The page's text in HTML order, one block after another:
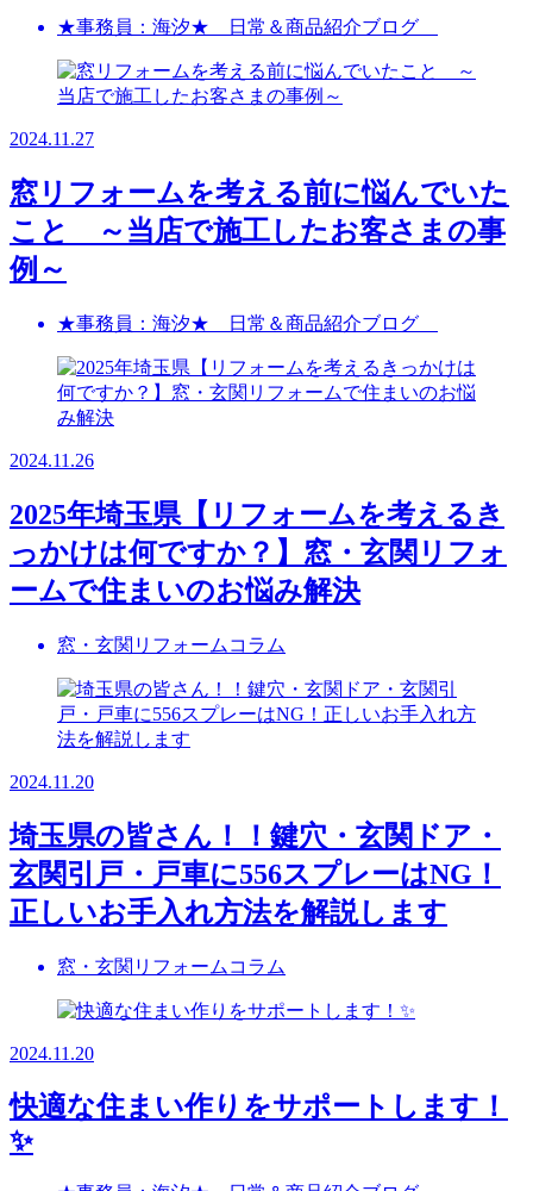
★事務員：海汐★ 日常＆商品紹介ブログ
2024.11.27
窓リフォームを考える前に悩んでいた
こと ～当店で施工したお客さまの事
例～
★事務員：海汐★ 日常＆商品紹介ブログ
2024.11.26
2025年埼玉県【リフォームを考えるき
っかけは何ですか？】窓・玄関リフォ
ームで住まいのお悩み解決
窓・玄関リフォームコラム
2024.11.20
埼玉県の皆さん！！鍵穴・玄関ドア・
玄関引戸・戸車に556スプレーはNG！
正しいお手入れ方法を解説します
窓・玄関リフォームコラム
2024.11.20
快適な住まい作りをサポートします！
✨